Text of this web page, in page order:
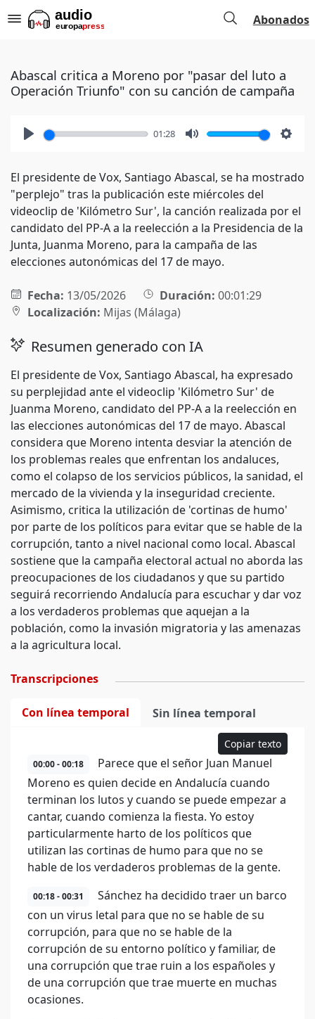
Abonados
Abascal critica a Moreno por "pasar del luto a
Operación Triunfo" con su canción de campaña
01:28
El presidente de Vox, Santiago Abascal, se ha mostrado
"perplejo" tras la publicación este miércoles del
videoclip de 'Kilómetro Sur', la canción realizada por el
candidato del PP-A a la reelección a la Presidencia de la
Junta, Juanma Moreno, para la campaña de las
elecciones autonómicas del 17 de mayo.
Fecha: 13/05/2026 Duración: 00:01:29
Localización: Mijas (Málaga)
Resumen generado con IA
El presidente de Vox, Santiago Abascal, ha expresado
su perplejidad ante el videoclip 'Kilómetro Sur' de
Juanma Moreno, candidato del PP-A a la reelección en
las elecciones autonómicas del 17 de mayo. Abascal
considera que Moreno intenta desviar la atención de
los problemas reales que enfrentan los andaluces,
como el colapso de los servicios públicos, la sanidad, el
mercado de la vivienda y la inseguridad creciente.
Asimismo, critica la utilización de 'cortinas de humo'
por parte de los políticos para evitar que se hable de la
corrupción, tanto a nivel nacional como local. Abascal
sostiene que la campaña electoral actual no aborda las
preocupaciones de los ciudadanos y que su partido
seguirá recorriendo Andalucía para escuchar y dar voz
a los verdaderos problemas que aquejan a la
población, como la invasión migratoria y las amenazas
a la agricultura local.
Transcripciones
Con línea temporal Sin línea temporal
Copiar texto
00:00 - 00:18
Parece que el señor Juan Manuel
Moreno es quien decide en Andalucía cuando
terminan los lutos y cuando se puede empezar a
cantar, cuando comienza la fiesta. Yo estoy
particularmente harto de los políticos que
utilizan las cortinas de humo para que no se
hable de los verdaderos problemas de la gente.
00:18 - 00:31
Sánchez ha decidido traer un barco
con un virus letal para que no se hable de su
corrupción, para que no se hable de la
corrupción de su entorno político y familiar, de
una corrupción que trae ruin a los españoles y
de una corrupción que trae muerte en muchas
ocasiones.